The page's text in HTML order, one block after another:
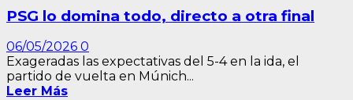
PSG lo domina todo, directo a otra final
06/05/2026 0
Exageradas las expectativas del 5-4 en la ida, el
partido de vuelta en Múnich...
Leer Más